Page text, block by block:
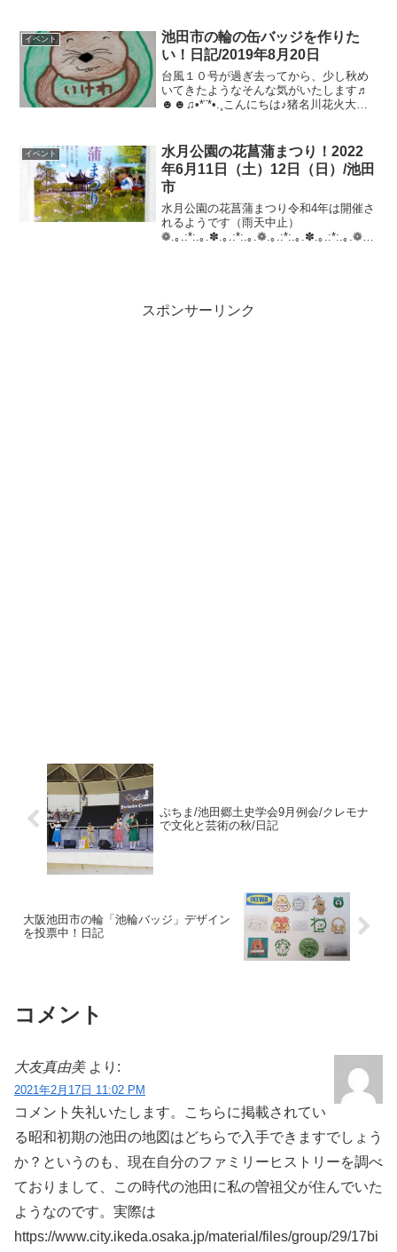
都」と言われるほど環境が悪化してお
り、子育てや生活をできる環...
イベント
池田市の輪の缶バッジを作りた
い！日記/2019年8月20日
台風１０号が過ぎ去ってから、少し秋め
いてきたようなそんな気がいたします♬
☻☻♫•*¨*•.¸こんにちは♪猪名川花火大会
ず（行かず）細かい仕事を家でしていま
す。池田郷土史...
イベント
水月公園の花菖蒲まつり！2022
年6月11日（土）12日（日）/池田
市
水月公園の花菖蒲まつり令和4年は開催さ
れるようです（雨天中止）
❁.｡.:*:.｡.✽.｡.:*:.｡.❁.｡.:*:.｡.✽.｡.:*:.｡.❁.｡.
スポンサーリンク
ぷちま/池田郷土史学会9月例会/クレモナ
で文化と芸術の秋/日記
大阪池田市の輪「池輪バッジ」デザイン
を投票中！日記
コメント
大友真由美 より:
2021年2月17日 11:02 PM
コメント失礼いたします。こちらに掲載されてい
る昭和初期の池田の地図はどちらで入手できますでしょう
か？というのも、現在自分のファミリーヒストリーを調べ
ておりまして、この時代の池田に私の曽祖父が住んでいた
ようなのです。実際は
https://www.city.ikeda.osaka.jp/material/files/group/29/17bi